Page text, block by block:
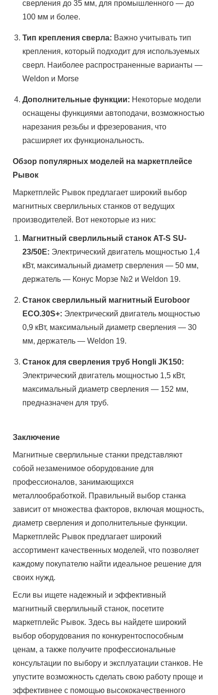
сверления до 35 мм, для промышленного — до
100 мм и более.
Тип крепления сверла: Важно учитывать тип
крепления, который подходит для используемых
сверл. Наиболее распространенные варианты —
Weldon и Morse
Дополнительные функции: Некоторые модели
оснащены функциями автоподачи, возможностью
нарезания резьбы и фрезерования, что
расширяет их функциональность.
Обзор популярных моделей на маркетплейсе
Рывок
Маркетплейс Рывок предлагает широкий выбор
магнитных сверлильных станков от ведущих
производителей. Вот некоторые из них:
Магнитный сверлильный станок AT-S SU-
23/50E: Электрический двигатель мощностью 1,4
кВт, максимальный диаметр сверления — 50 мм,
держатель — Конус Морзе №2 и Weldon 19.
Станок сверлильный магнитный Euroboor
ECO.30S+: Электрический двигатель мощностью
0,9 кВт, максимальный диаметр сверления — 30
мм, держатель — Weldon 19.
Станок для сверления труб Hongli JK150:
Электрический двигатель мощностью 1,5 кВт,
максимальный диаметр сверления — 152 мм,
предназначен для труб.
Заключение
Магнитные сверлильные станки представляют
собой незаменимое оборудование для
профессионалов, занимающихся
металлообработкой. Правильный выбор станка
зависит от множества факторов, включая мощность,
диаметр сверления и дополнительные функции.
Маркетплейс Рывок предлагает широкий
ассортимент качественных моделей, что позволяет
каждому покупателю найти идеальное решение для
своих нужд.
Если вы ищете надежный и эффективный
магнитный сверлильный станок, посетите
маркетплейс Рывок. Здесь вы найдете широкий
выбор оборудования по конкурентоспособным
ценам, а также получите профессиональные
консультации по выбору и эксплуатации станков. Не
упустите возможность сделать свою работу проще и
эффективнее с помощью высококачественного